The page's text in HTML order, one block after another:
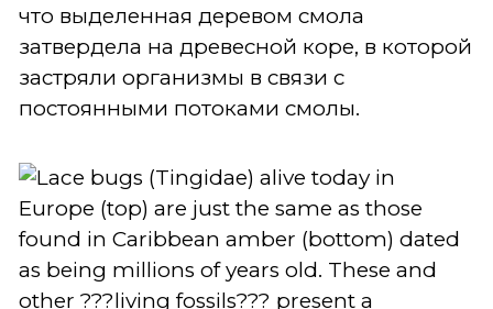
что выделенная деревом смола
затвердела на древесной коре, в которой
застряли организмы в связи с
постоянными потоками смолы.